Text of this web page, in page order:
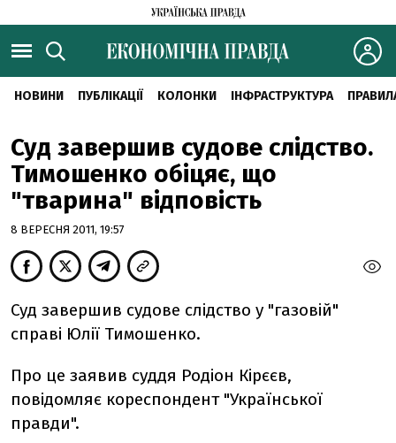
НОВИНИ ПУБЛІКАЦІЇ КОЛОНКИ ІНФРАСТРУКТУРА
Суд завершив судове слідство.
Тимошенко обіцяє, що
"тварина" відповість
8 ВЕРЕСНЯ 2011, 19:57
Суд завершив судове слідство у "газовій"
справі Юлії Тимошенко.
Про це заявив суддя Родіон Кірєєв,
повідомляє кореспондент "Української
правди".